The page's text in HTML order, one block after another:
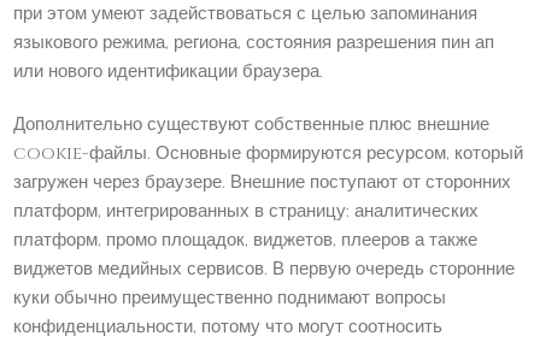
при этом умеют задействоваться с целью запоминания
языкового режима, региона, состояния разрешения пин ап
или нового идентификации браузера.
Дополнительно существуют собственные плюс внешние
cookie-файлы. Основные формируются ресурсом, который
загружен через браузере. Внешние поступают от сторонних
платформ, интегрированных в страницу: аналитических
платформ, промо площадок, виджетов, плееров а также
виджетов медийных сервисов. В первую очередь сторонние
куки обычно преимущественно поднимают вопросы
конфиденциальности, потому что могут соотносить